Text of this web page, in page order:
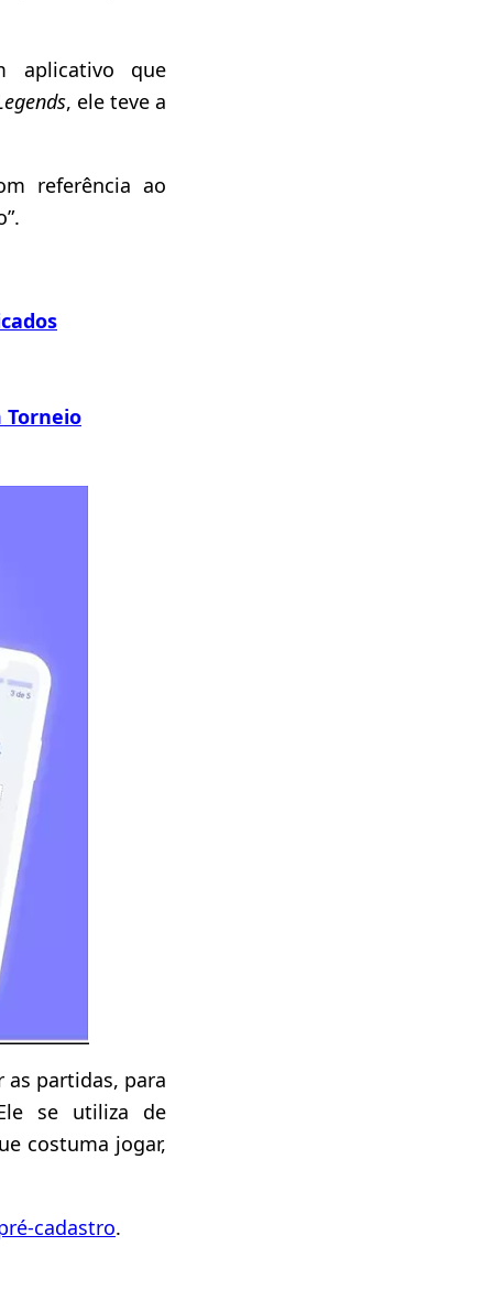
aplicativo que
, ele teve a
referência ao
Torneio
partidas, para
se utiliza de
costuma jogar,
cadastro.